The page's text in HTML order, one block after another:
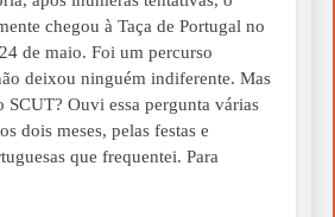
chegou à Taça de Portugal no
de maio. Foi um percurso
deixou ninguém indiferente. Mas
SCUT? Ouvi essa pergunta várias
dois meses, pelas festas e
que frequentei. Para